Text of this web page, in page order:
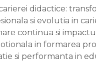
didactice:
si evolutia in
continua si
in formarea
si performanta in